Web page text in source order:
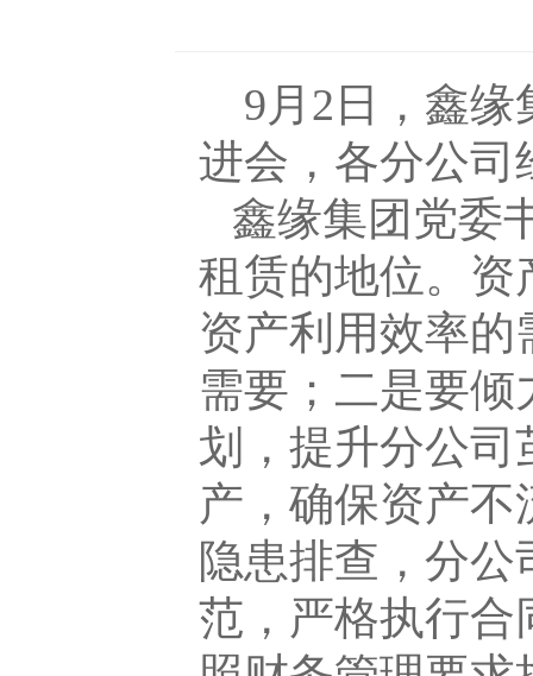
9月 2 日
，鑫
进会，各分公司
鑫缘集团党委
租赁的地位。资
资产利用效率
需要；二是要
划，提升分公司
产，确保资产
隐患排查，分
范，严格执行合